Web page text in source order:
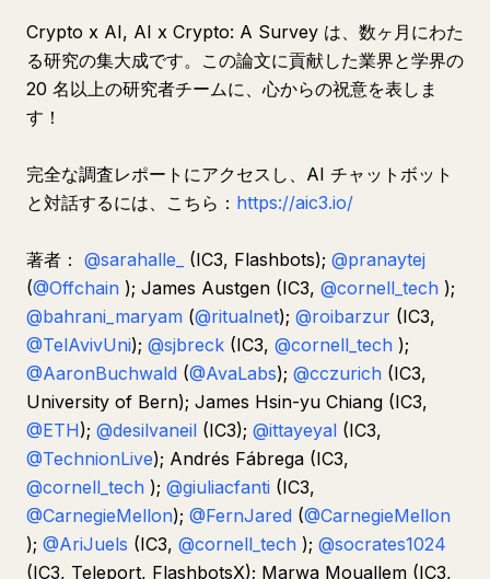
Crypto x AI, AI x Crypto: A Survey は、数ヶ月にわた
る研究の集大成です。この論文に貢献した業界と学界の
20 名以上の研究者チームに、心からの祝意を表しま
す！
完全な調査レポートにアクセスし、AI チャットボット
と対話するには、こちら： https://aic3.io/
著者： @sarahalle_ (IC3, Flashbots); @pranaytej
(@Offchain ); James Austgen (IC3, @cornell_tech );
@bahrani_maryam (@ritualnet); @roibarzur (IC3,
@TelAvivUni); @sjbreck (IC3, @cornell_tech );
@AaronBuchwald (@AvaLabs); @cczurich (IC3,
University of Bern); James Hsin-yu Chiang (IC3,
@ETH); @desilvaneil (IC3); @ittayeyal (IC3,
@TechnionLive); Andrés Fábrega (IC3,
@cornell_tech ); @giuliacfanti (IC3,
@CarnegieMellon); @FernJared (@CarnegieMellon
); @AriJuels (IC3, @cornell_tech ); @socrates1024
(IC3, Teleport, FlashbotsX); Marwa Mouallem (IC3,